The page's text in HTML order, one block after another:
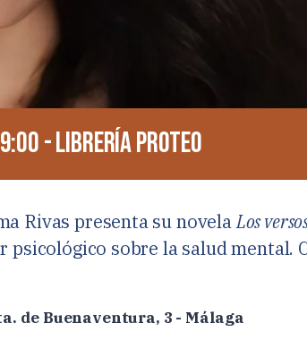
- Librería Proteo
Rivas presenta su novelaLos
psicológico sobre la salud mental.
de Buenaventura, 3 - Málaga